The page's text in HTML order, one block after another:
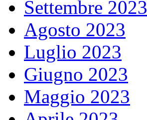
Settembre 2023
Agosto 2023
Luglio 2023
Giugno 2023
Maggio 2023